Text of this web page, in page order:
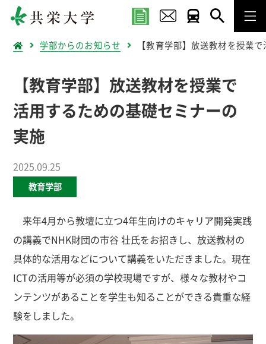
学部からのお知らせ 【教育学部】放送教材を授業
【教育学部】放送教材を授業で
活用するための基礎セミナーの
実施
2025.09.25
教育学部
来年4月から教壇に立つ4年生向けのキャリア開発実践
の講義でNHK財団の市谷 壮氏をお招きし、放送教材の
具体的な活用などについて講義をいただきました。現在
ICTの活用等が必須の学校現場ですが、様々な教材やコ
ンテンツがあることを学生も知ることができる貴重な経
験をしました。